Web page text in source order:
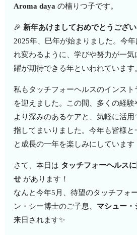
Aroma daya の楠りつ子です。
🎉 新年あけましておめでとうござい
2025年、巳年が始まりました。今
れ変わるように、学びや努力が一
躍が期待できる年といわれています
私もタッチフォーヘルスのインスト
を迎えました。この間、多くの経験
より深みのあるケアと、気軽に活用
指してまいりました。今年も皆様と
と成長の一年を楽しみにしています
さて、本日は タッチフォーヘルス
せ があります！
なんと今年5月、待望のタッチフォ
ン・シー博士のご子息、 マシュー・
来日されます✨